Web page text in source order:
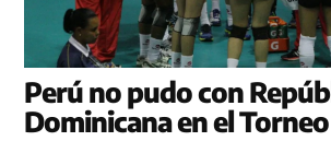
Perú no pudo con
Dominicana en el